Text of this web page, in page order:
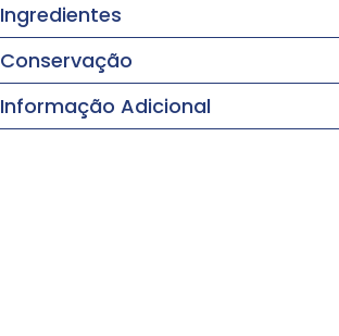
Ingredientes
Conservação
Informação Adicional